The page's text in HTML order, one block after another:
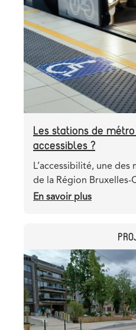
image
Les stations de
accessibles ?
Teaser
L’accessibilité, une
de la Région Bruxelles-
En savoir plus
métro
sont-
elles
?
Header
image
Image